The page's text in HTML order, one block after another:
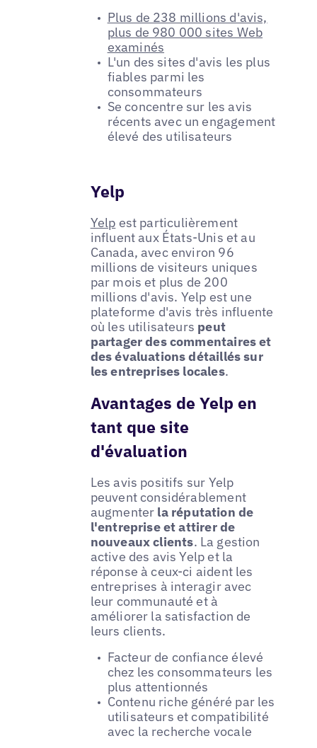
Plus de 238 millions d'avis,
plus de 980 000 sites Web
examinés
L'un des sites d'avis les plus
fiables parmi les
consommateurs
Se concentre sur les avis
récents avec un engagement
élevé des utilisateurs
Yelp
Yelp est particulièrement
influent aux États-Unis et au
Canada, avec environ 96
millions de visiteurs uniques
par mois et plus de 200
millions d'avis. Yelp est une
plateforme d'avis très influente
où les utilisateurs peut
partager des commentaires et
des évaluations détaillés sur
les entreprises locales.
Avantages de Yelp en
tant que site
d'évaluation
Les avis positifs sur Yelp
peuvent considérablement
augmenter la réputation de
l'entreprise et attirer de
nouveaux clients. La gestion
active des avis Yelp et la
réponse à ceux-ci aident les
entreprises à interagir avec
leur communauté et à
améliorer la satisfaction de
leurs clients.
Facteur de confiance élevé
chez les consommateurs les
plus attentionnés
Contenu riche généré par les
utilisateurs et compatibilité
avec la recherche vocale